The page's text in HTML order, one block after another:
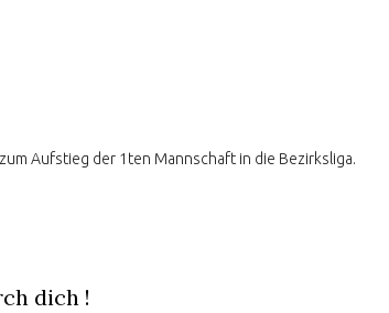
Aufstieg der 1ten Mannschaft in die Bezirksliga.
dich !